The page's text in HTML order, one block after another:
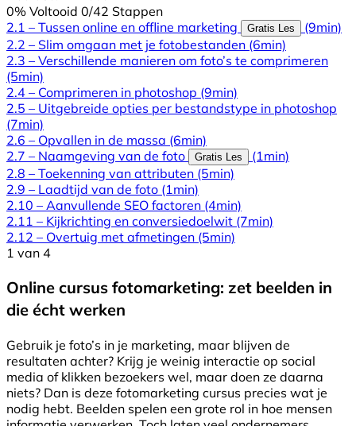
0% Voltooid 0/42 Stappen
2.1 – Tussen online en offline marketing
Gratis Les
(9min)
2.2 – Slim omgaan met je fotobestanden (6min)
2.3 – Verschillende manieren om foto’s te comprimeren
(5min)
2.4 – Comprimeren in photoshop (9min)
2.5 – Uitgebreide opties per bestandstype in photoshop
(7min)
2.6 – Opvallen in de massa (6min)
2.7 – Naamgeving van de foto
Gratis Les
(1min)
2.8 – Toekenning van attributen (5min)
2.9 – Laadtijd van de foto (1min)
2.10 – Aanvullende SEO factoren (4min)
2.11 – Kijkrichting en conversiedoelwit (7min)
2.12 – Overtuig met afmetingen (5min)
1 van 4
Online cursus fotomarketing: zet beelden in
die écht werken
Gebruik je foto’s in je marketing, maar blijven de
resultaten achter? Krijg je weinig interactie op social
media of klikken bezoekers wel, maar doen ze daarna
niets? Dan is deze fotomarketing cursus precies wat je
nodig hebt. Beelden spelen een grote rol in hoe mensen